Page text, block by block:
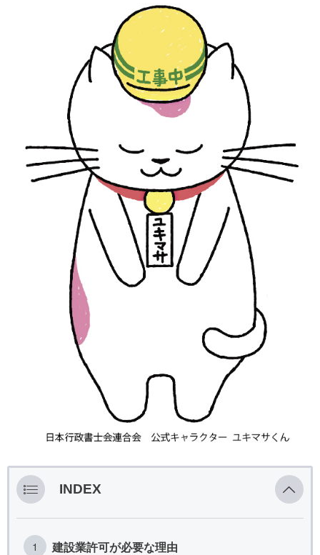
INDEX
建設業許可が必要な理由